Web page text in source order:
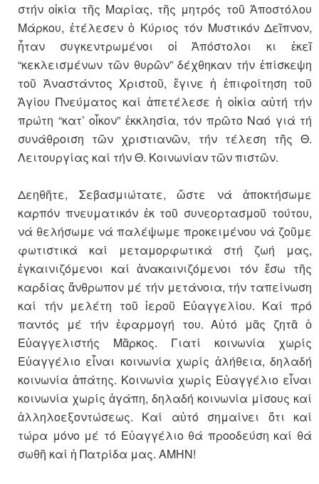
στήν οἰκία τῆς Μαρίας, τῆς μητρός τοῦ Ἀποστόλου
Μάρκου, ἐτέλεσεν ὁ Κύριος τόν Μυστικόν Δεῖπνον,
ἦταν συγκεντρωμένοι οἱ Ἀπόστολοι κι ἐκεῖ
“κεκλεισμένων τῶν θυρῶν” δέχθηκαν τήν ἐπίσκεψη
τοῦ Ἀναστάντος Χριστοῦ, ἔγινε ἡ ἐπιφοίτηση τοῦ
Ἁγίου Πνεύματος καί ἀπετέλεσε ἡ οἰκία αὐτή τήν
πρώτη “κατ’ οἶκον” ἐκκλησία, τόν πρῶτο Ναό γιά τή
συνάθροιση τῶν χριστιανῶν, τήν τέλεση τῆς Θ.
Λειτουργίας καί τήν Θ. Κοινωνίαν τῶν πιστῶν.
Δεηθῆτε, Σεβασμιώτατε, ὥστε νά ἀποκτήσωμε
καρπόν πνευματικόν ἐκ τοῦ συνεορτασμοῦ τούτου,
νά θελήσωμε νά παλέψωμε προκειμένου νά ζοῦμε
φωτιστικά καί μεταμορφωτικά στή ζωή μας,
ἐγκαινιζόμενοι καί ἀνακαινιζόμενοι τόν ἔσω τῆς
καρδίας ἄνθρωπον μέ τήν μετάνοια, τήν ταπείνωση
καί τήν μελέτη τοῦ ἱεροῦ Εὐαγγελίου. Καί πρό
παντός μέ τήν ἐφαρμογή του. Αὐτό μᾶς ζητᾶ ὁ
Εὐαγγελιστής Μᾶρκος. Γιατί κοινωνία χωρίς
Εὐαγγέλιο εἶναι κοινωνία χωρίς ἀλήθεια, δηλαδή
κοινωνία ἀπάτης. Κοινωνία χωρίς Εὐαγγέλιο εἶναι
κοινωνία χωρίς ἀγάπη, δηλαδή κοινωνία μίσους καί
ἀλληλοεξοντώσεως. Καί αὐτό σημαίνει ὅτι καί
τώρα μόνο μέ τό Εὐαγγέλιο θά προοδεύση καί θά
σωθῆ καί ἡ Πατρίδα μας. ΑΜΗΝ!